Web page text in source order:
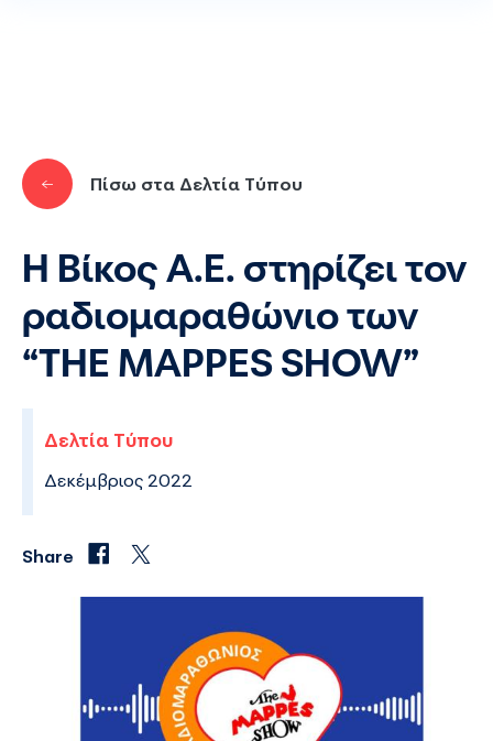
Πίσω στα Δελτία Τύπου
Η Βίκος Α.Ε. στηρίζει τον
ραδιομαραθώνιο των
“THE MAPPES SHOW”
Δελτία Τύπου
Δεκέμβριος 2022
Share